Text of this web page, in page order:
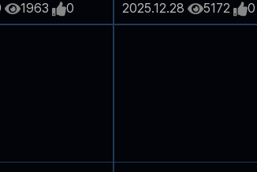
1963 0 2025.12.28 5172 0